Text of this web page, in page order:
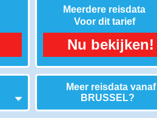
Meerdere reisdata
Voor dit tarief
Nu bekijken!
Meer reisdata vanaf
BRUSSEL?